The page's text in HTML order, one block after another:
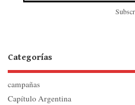
Categorías
campañas
Capítulo Argentina